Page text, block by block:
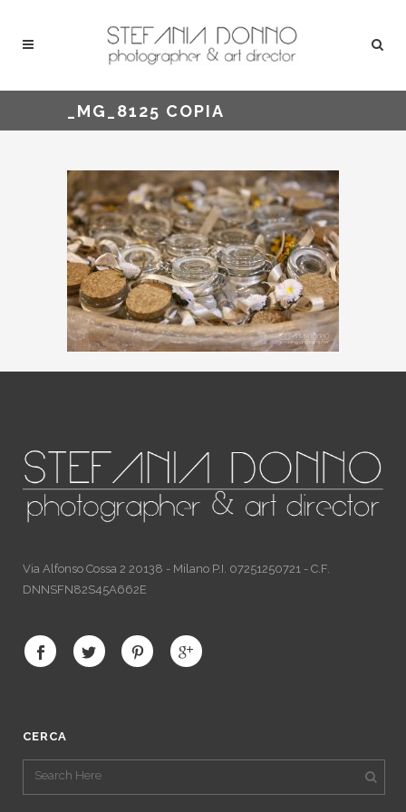
_MG_8125 COPIA
Via Alfonso Cossa 2 20138 - Milano P.I. 07251250721 - C.F.
DNNSFN82S45A662E
CERCA